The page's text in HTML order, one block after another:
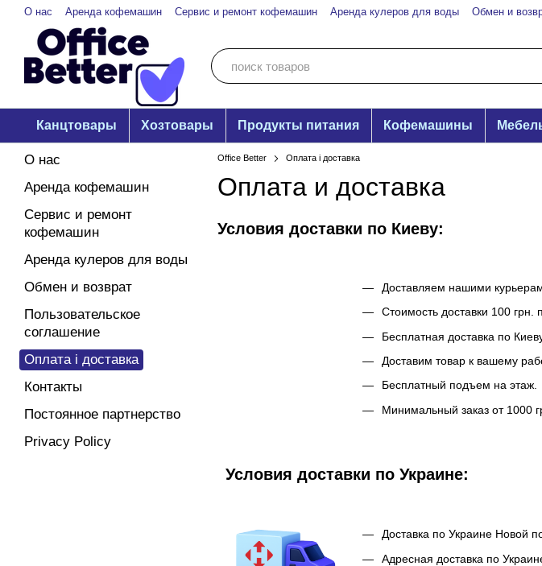
Перейти к основному контенту
О нас Аренда кофемашин Сервис и ремонт кофемашин Аренда кулеров для воды Обмен и
Канцтовары Хозтовары Продукты питания Кофемашины
Office Better Оплата і доставка
Оплата и доставка
Условия доставки по Киеву:
Доставляем нашими
Стоимость доставки 100 грн.
Бесплатная доставка по
Доставим товар к вашему
Бесплатный подъем на этаж.
Минимальный заказ от 1000
Условия доставки по Украине:
Доставка по Украине Новой
Адресная доставка по
О нас
Аренда кофемашин
Сервис и ремонт
кофемашин
Аренда кулеров для воды
Обмен и возврат
Пользовательское
соглашение
Оплата і доставка
Контакты
Постоянное партнерство
Privacy Policy